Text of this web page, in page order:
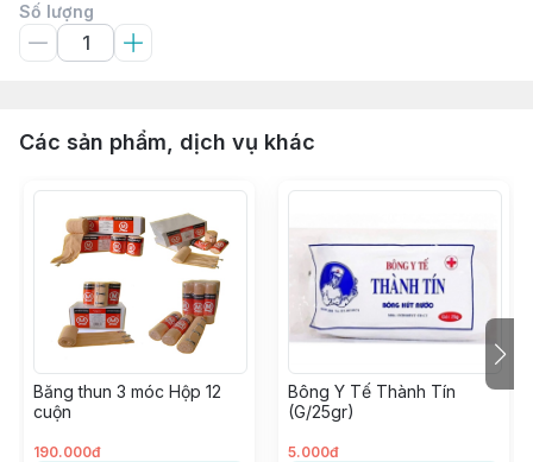
Số lượng
Các sản phẩm, dịch vụ khác
Băng thun 3 móc Hộp 12
cuộn
190.000đ
Bông Y Tế Thành Tín
(G/25gr)
5.000đ